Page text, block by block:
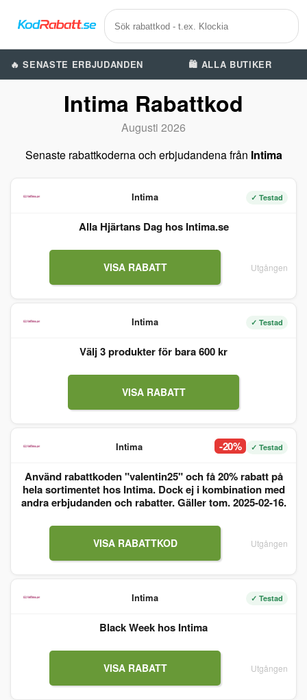
🔥 SENASTE ERBJUDANDEN 🛍️ ALLA BUTIKER
Intima Rabattkod
Augusti 2026
Senaste rabattkoderna och erbjudandena från Intima
Intima ✓ Testad
Alla Hjärtans Dag hos Intima.se
VISA RABATT Utgången
Intima ✓ Testad
Välj 3 produkter för bara 600 kr
VISA RABATT
Intima -20% ✓ Testad
Använd rabattkoden "valentin25" och få 20% rabatt på
hela sortimentet hos Intima. Dock ej i kombination med
andra erbjudanden och rabatter. Gäller tom. 2025-02-16.
VISA RABATTKOD Utgången
Intima ✓ Testad
Black Week hos Intima
VISA RABATT Utgången